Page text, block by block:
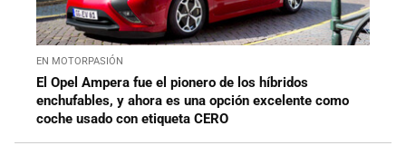
EN MOTORPASIÓN
El Opel Ampera fue el pionero de los híbridos
enchufables, y ahora es una opción excelente como
coche usado con etiqueta CERO